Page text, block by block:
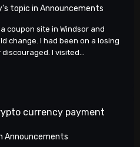
's topic in Announcements
coupon site in Windsor and
change. I had been on a losing
I visited...
currency payment
Announcements